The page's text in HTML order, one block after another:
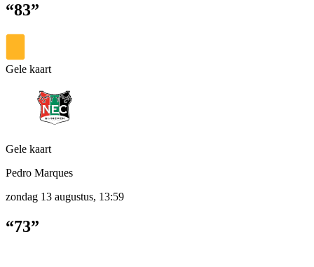
“83”
Gele kaart
Gele kaart
Pedro Marques
zondag 13 augustus, 13:59
“73”